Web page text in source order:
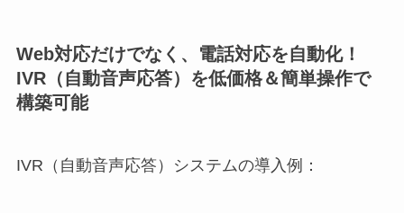
Web対応だけでなく、電話対応を自動化！
IVR（自動音声応答）を低価格＆簡単操作で
構築可能
IVR（自動音声応答）システムの導入例：